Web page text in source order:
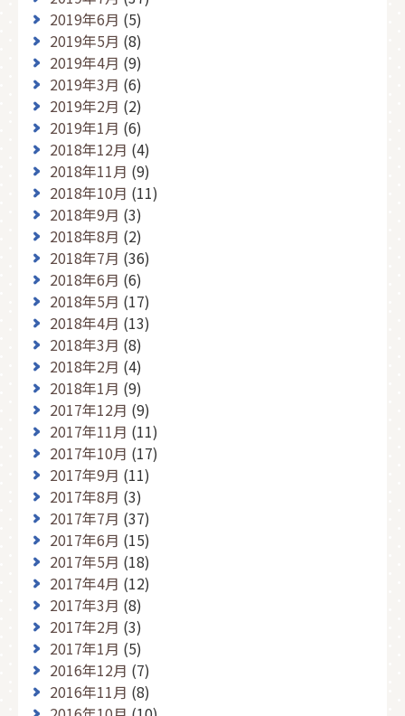
2019年6月 (5)
2019年5月 (8)
2019年4月 (9)
2019年3月 (6)
2019年2月 (2)
2019年1月 (6)
2018年12月 (4)
2018年11月 (9)
2018年10月 (11)
2018年9月 (3)
2018年8月 (2)
2018年7月 (36)
2018年6月 (6)
2018年5月 (17)
2018年4月 (13)
2018年3月 (8)
2018年2月 (4)
2018年1月 (9)
2017年12月 (9)
2017年11月 (11)
2017年10月 (17)
2017年9月 (11)
2017年8月 (3)
2017年7月 (37)
2017年6月 (15)
2017年5月 (18)
2017年4月 (12)
2017年3月 (8)
2017年2月 (3)
2017年1月 (5)
2016年12月 (7)
2016年11月 (8)